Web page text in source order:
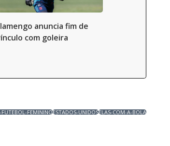
anuncia fim de
com goleira
FUTEBOL-FEMININOESTADOS-UNIDOSELAS-COM-A-BOLA